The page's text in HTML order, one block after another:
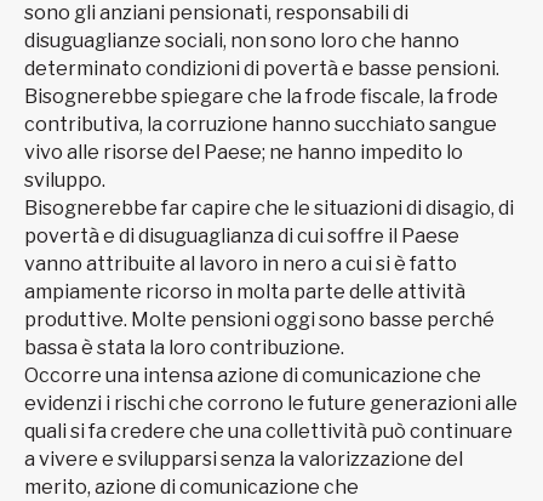
sono gli anziani pensionati, responsabili di
disuguaglianze sociali, non sono loro che hanno
determinato condizioni di povertà e basse pensioni.
Bisognerebbe spiegare che la frode fiscale, la frode
contributiva, la corruzione hanno succhiato sangue
vivo alle risorse del Paese; ne hanno impedito lo
sviluppo.
Bisognerebbe far capire che le situazioni di disagio, di
povertà e di disuguaglianza di cui soffre il Paese
vanno attribuite al lavoro in nero a cui si è fatto
ampiamente ricorso in molta parte delle attività
produttive. Molte pensioni oggi sono basse perché
bassa è stata la loro contribuzione.
Occorre una intensa azione di comunicazione che
evidenzi i rischi che corrono le future generazioni alle
quali si fa credere che una collettività può continuare
a vivere e svilupparsi senza la valorizzazione del
merito, azione di comunicazione che